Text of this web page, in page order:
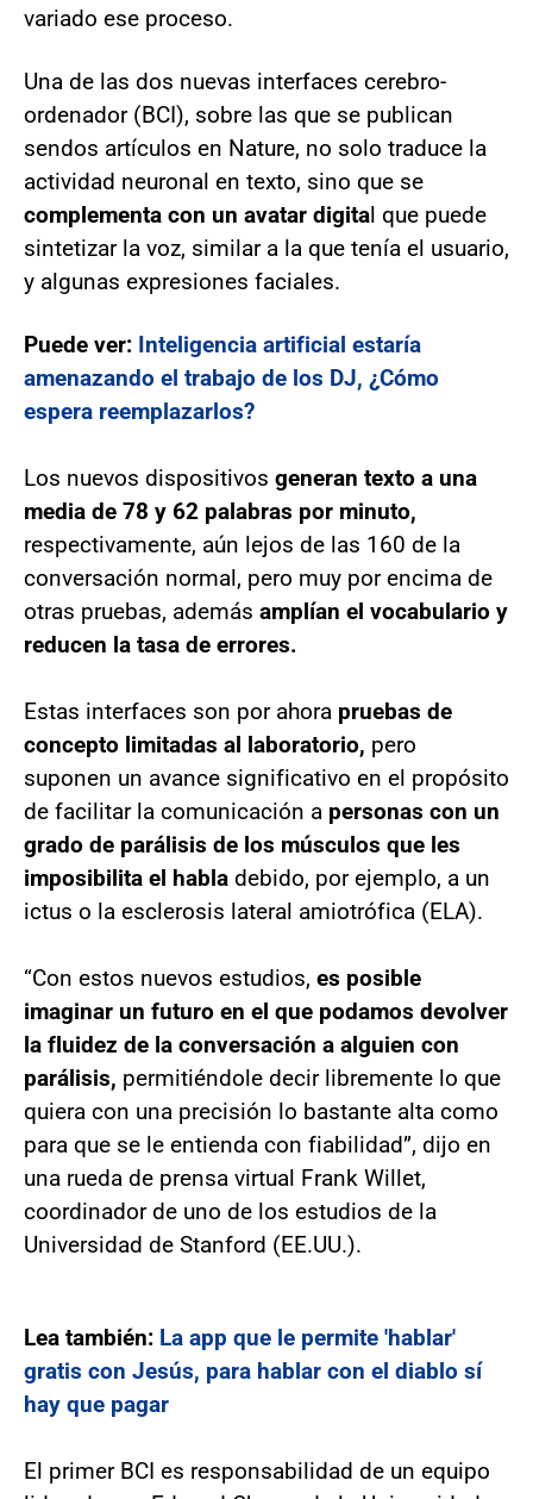
variado ese proceso.
Una de las dos nuevas interfaces cerebro-
ordenador (BCI), sobre las que se publican
sendos artículos en Nature, no solo traduce la
actividad neuronal en texto, sino que se
complementa con un avatar digital que puede
sintetizar la voz, similar a la que tenía el usuario,
y algunas expresiones faciales.
Puede ver: Inteligencia artificial estaría
amenazando el trabajo de los DJ, ¿Cómo
espera reemplazarlos?
Los nuevos dispositivos generan texto a una
media de 78 y 62 palabras por minuto,
respectivamente, aún lejos de las 160 de la
conversación normal, pero muy por encima de
otras pruebas, además amplían el vocabulario y
reducen la tasa de errores.
Estas interfaces son por ahora pruebas de
concepto limitadas al laboratorio, pero
suponen un avance significativo en el propósito
de facilitar la comunicación a personas con un
grado de parálisis de los músculos que les
imposibilita el habla debido, por ejemplo, a un
ictus o la esclerosis lateral amiotrófica (ELA).
“Con estos nuevos estudios, es posible
imaginar un futuro en el que podamos devolver
la fluidez de la conversación a alguien con
parálisis, permitiéndole decir libremente lo que
quiera con una precisión lo bastante alta como
para que se le entienda con fiabilidad”, dijo en
una rueda de prensa virtual Frank Willet,
coordinador de uno de los estudios de la
Universidad de Stanford (EE.UU.).
Lea también: La app que le permite 'hablar'
gratis con Jesús, para hablar con el diablo sí
hay que pagar
El primer BCI es responsabilidad de un equipo